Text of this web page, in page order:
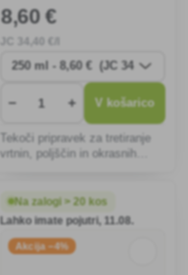
8,60 €
34 ,40 €/l
− + V košarico
Tekoči pripravek za tretiranje
vrtnin, poljščin in okrasnih
odpornosti rastlin.
Na zalogi > 20 kos
Lahko imate pojutri, 11.08.
Akcija −4%